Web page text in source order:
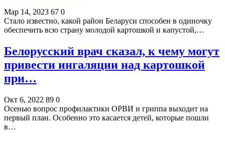
Мар 14, 2023 67 0
Стало известно, какой район Беларуси способен в одиночку
обеспечить всю страну молодой картошкой и капустой,…
Белорусский врач сказал, к чему могут
привести ингаляции над картошкой
при…
Окт 6, 2022 89 0
Осенью вопрос профилактики ОРВИ и гриппа выходит на
первый план. Особенно это касается детей, которые пошли
в…